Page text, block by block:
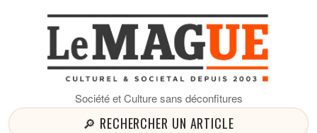
Société et Culture sans déconfitures
🔎 RECHERCHER UN ARTICLE